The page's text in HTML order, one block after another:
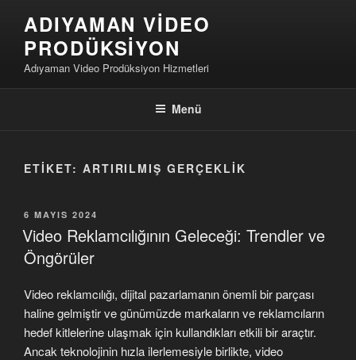
ADIYAMAN VIDEO
PRODÜKSIYON
Adıyaman Video Prodüksiyon Hizmetleri
Menü
ETIKET: ARTIRILMIŞ GERÇEKLIK
YAYIM
TARIHI
6 MAYIS 2024
Video Reklamcılığının Geleceği: Trendler ve
Öngörüler
Video reklamcılığı, dijital pazarlamanın önemli bir parçası
haline gelmiştir ve günümüzde markaların ve reklamcıların
hedef kitlelerine ulaşmak için kullandıkları etkili bir araçtır.
Ancak teknolojinin hızla ilerlemesiyle birlikte, video